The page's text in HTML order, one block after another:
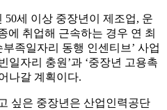
세 이상 중장년이 제조업, 운
에 취업해 근속하는 경우 연 최
족일자리 동행 인센티브’ 사업
일자리 충원’과 ‘중장년 고용촉
나갈 계획이다.
싶은 중장년은 산업인력공단